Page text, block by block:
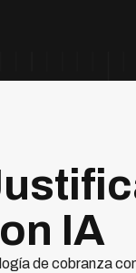
IA
de cobranza